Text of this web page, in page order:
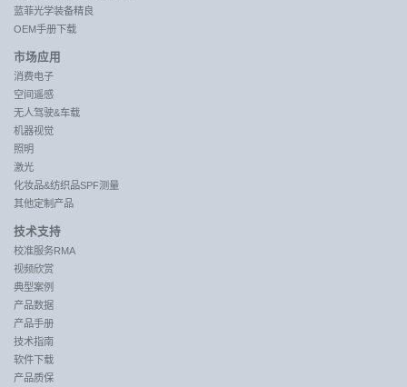
蓝菲光学装备精良
OEM手册下载
市场应用
消费电子
空间遥感
无人驾驶&车载
机器视觉
照明
激光
化妆品&纺织品SPF测量
其他定制产品
技术支持
校准服务RMA
视频欣赏
典型案例
产品数据
产品手册
技术指南
软件下载
产品质保